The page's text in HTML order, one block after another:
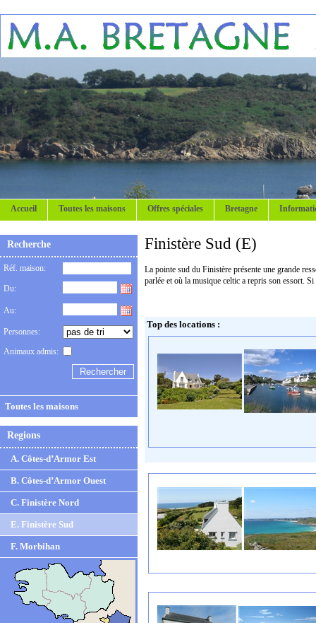
Accueil Toutes les maisons Offres spéciales Bretagne
Recherche
Réf. maison:
Du:
Au:
Personnes:
Animaux admis:
Toutes les maisons
Regions
A. Côtes-d’Armor Est
B. Côtes-d’Armor Ouest
C. Finistère Nord
E. Finistère Sud
F. Morbihan
Finistère Sud (E)
La pointe sud du Finistère présente une grande
parlée et où la musique celtic a repris son essort.
Top des locations :